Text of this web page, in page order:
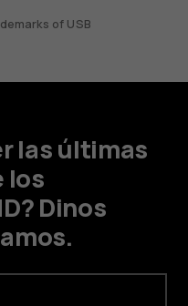
of USB
las últimas
los
Dinos